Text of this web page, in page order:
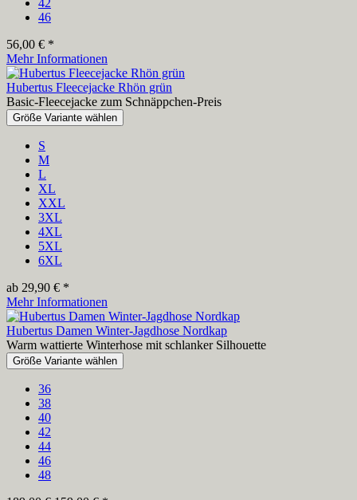
42
46
56,00 € *
Mehr Informationen
Hubertus Fleecejacke Rhön grün
Basic-Fleecejacke zum Schnäppchen-Preis
Größe Variante wählen
S
M
L
XL
XXL
3XL
4XL
5XL
6XL
ab 29,90 € *
Mehr Informationen
Hubertus Damen Winter-Jagdhose Nordkap
Warm wattierte Winterhose mit schlanker Silhouette
Größe Variante wählen
36
38
40
42
44
46
48